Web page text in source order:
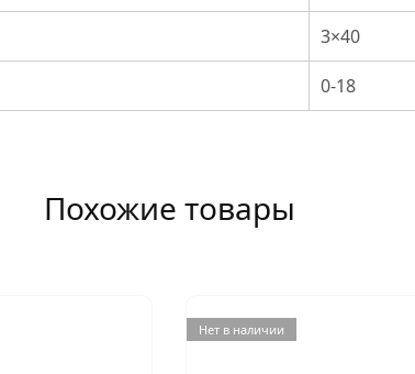
3×40
0-18
Похожие товары
Нет в наличии